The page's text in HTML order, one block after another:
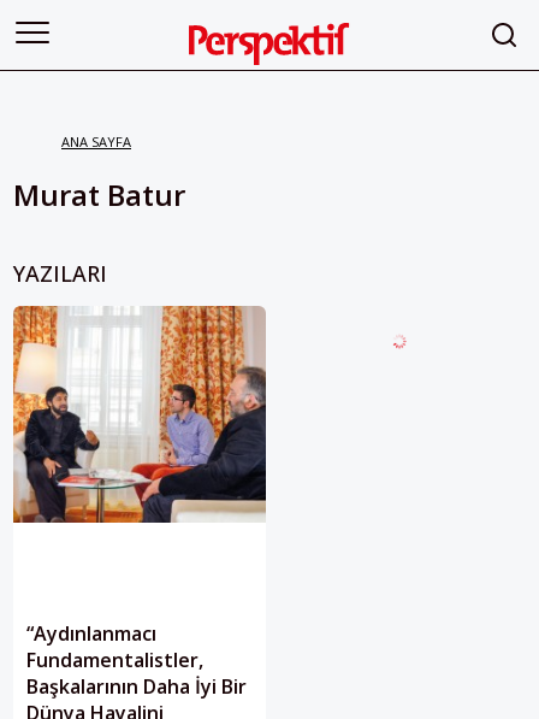
ANA SAYFA
Murat Batur
YAZILARI
“Aydınlanmacı
Fundamentalistler,
Başkalarının Daha İyi Bir
Dünya Hayalini